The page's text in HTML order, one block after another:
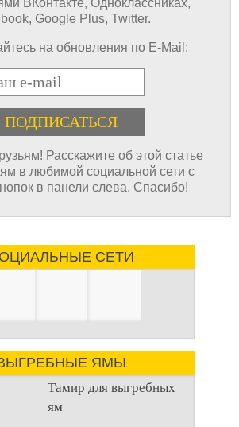
ВКонтакте, Одноклассниках,
Google Plus, Twitter.
на обновления по E-Mail:
Расскажите об этой статье
в любимой социальной сети с
в панели слева. Спасибо!
СЕТИ
ЯМЫ
Тамир для выгребных
ям